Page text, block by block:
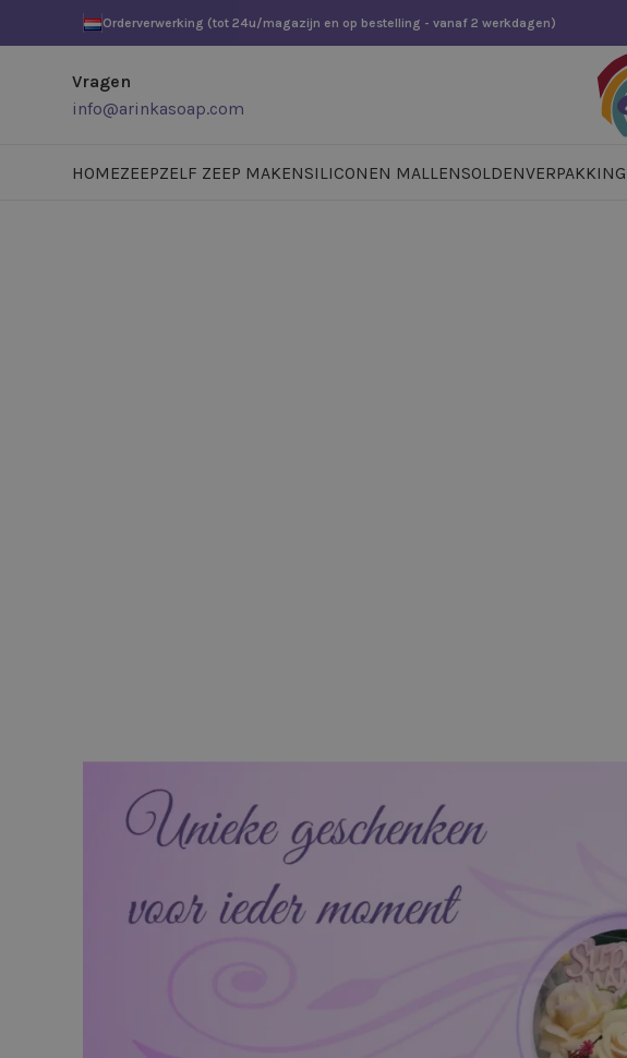
Orderverwerking (tot 24u/magazijn en op bestelling - vanaf 2 werkdagen)
Vragen
info@arinkasoap.com
HOMEZEEPZELF ZEEP MAKENSILICONEN MALLENSOLDENVERPAKKING